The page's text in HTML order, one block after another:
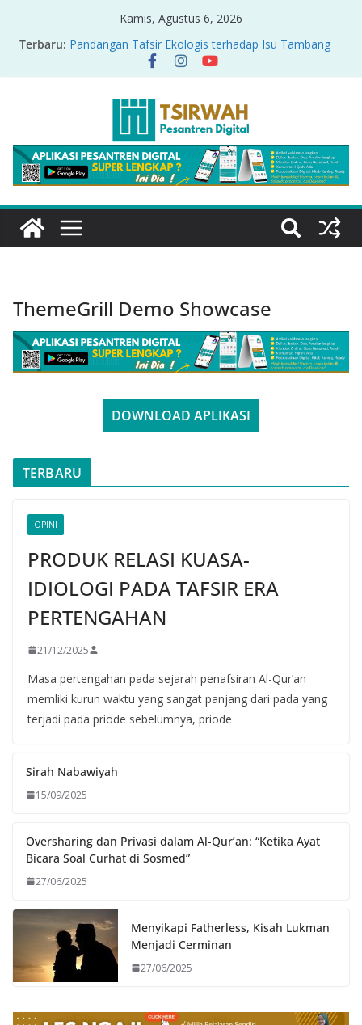
Kamis, Agustus 6, 2026
Terbaru: Pandangan Tafsir Ekologis terhadap Isu Tambang
Nikel di Raja Ampat
PRODUK RELASI KUASA-IDIOLOGI PADA TAFSIR
Sirah Nabawiyah
Oversharing dan Privasi dalam Al-Qur’an: “Ketika
Ayat Bicara Soal Curhat di Sosmed”
Menyikapi Fatherless, Kisah Lukman Menjadi
Cerminan
ThemeGrill Demo Showcase
DOWNLOAD APLIKASI
TERBARU
OPINI
PRODUK RELASI KUASA-
IDIOLOGI PADA TAFSIR ERA
PERTENGAHAN
21/12/2025
Masa pertengahan pada sejarah penafsiran Al-Qur’an
memliki kurun waktu yang sangat panjang dari pada yang
terjadi pada priode sebelumnya, priode
Sirah Nabawiyah
15/09/2025
Oversharing dan Privasi dalam Al-Qur’an: “Ketika Ayat
Bicara Soal Curhat di Sosmed”
27/06/2025
Menyikapi Fatherless, Kisah Lukman
Menjadi Cerminan
27/06/2025